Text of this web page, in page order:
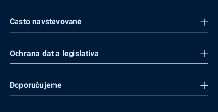
Často navštěvované
Ochrana dat a legislativa
Doporučujeme